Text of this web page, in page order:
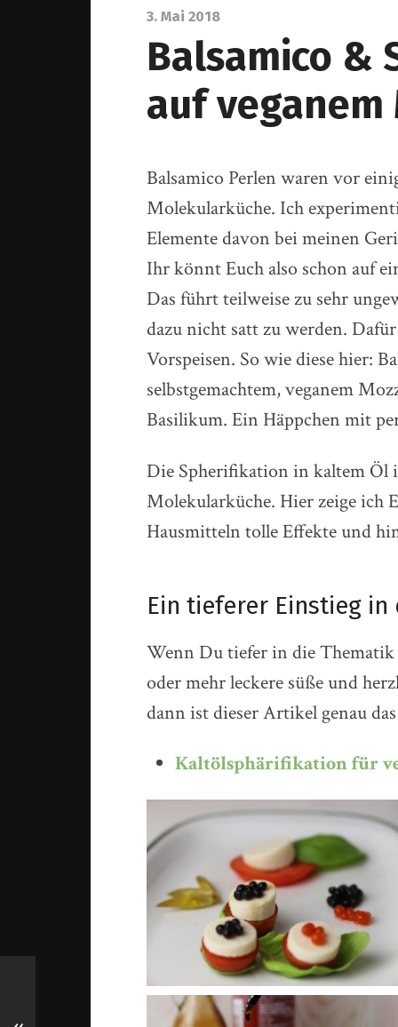
3. Mai 2018
Balsamico &
auf veganem
Balsamico Perlen waren vor
Molekularküche. Ich
Elemente davon bei meinen
Ihr könnt Euch also schon auf
Das führt teilweise zu sehr
dazu nicht satt zu werden.
Vorspeisen. So wie diese hier:
selbstgemachtem, veganem
Basilikum. Ein Häppchen mit
Die Spherifikation in kaltem Öl
Molekularküche. Hier zeige ich
Hausmitteln tolle Effekte und
Ein tieferer Einstieg
Wenn Du tiefer in die
oder mehr leckere süße und
dann ist dieser Artikel genau
Kaltölsphärifikation für